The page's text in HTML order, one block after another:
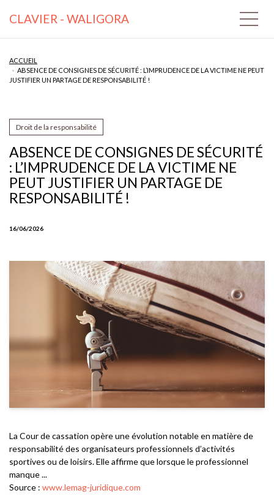
CLAVIER - WALIGORA
ACCUEIL
ABSENCE DE CONSIGNES DE SÉCURITÉ : L’IMPRUDENCE DE LA VICTIME NE PEUT
JUSTIFIER UN PARTAGE DE RESPONSABILITÉ !
ABSENCE DE CONSIGNES DE SÉCURITÉ
: L’IMPRUDENCE DE LA VICTIME NE
PEUT JUSTIFIER UN PARTAGE DE
RESPONSABILITÉ !
16/06/2026
Droit de la responsabilité
Source : www.lemag-juridique.com
La Cour de cassation opère une évolution notable en matière de
responsabilité des organisateurs professionnels d’activités
sportives ou de loisirs. Elle affirme que lorsque le professionnel
manque ...